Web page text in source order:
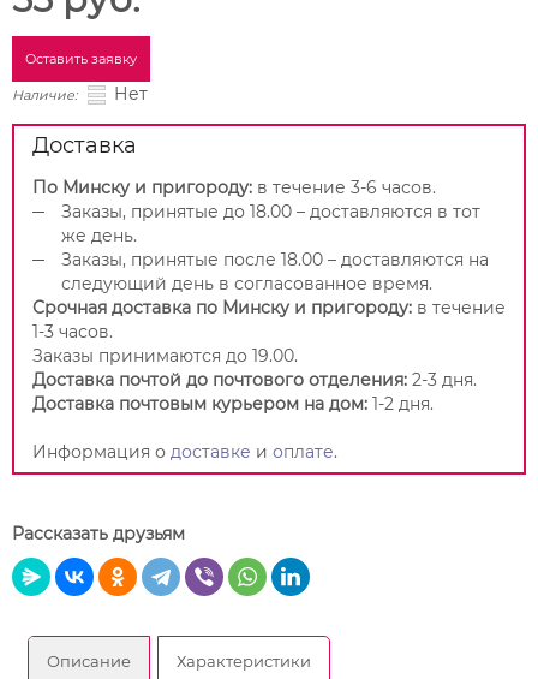
Оставить заявку
Наличие: Нет
Доставка
По Минску и пригороду: в течение 3-6 часов.
Заказы, принятые до 18.00 – доставляются в тот
же день.
Заказы, принятые после 18.00 – доставляются на
следующий день в согласованное время.
Срочная доставка по Минску и пригороду: в течение
1-3 часов.
Заказы принимаются до 19.00.
Доставка почтой до почтового отделения: 2-3 дня.
Доставка почтовым курьером на дом: 1-2 дня.
Информация о доставке и оплате.
Рассказать друзьям
Описание Характеристики